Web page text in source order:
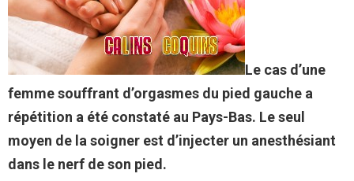
Le cas d’une
femme souffrant d’orgasmes du pied gauche a
répétition a été constaté au Pays-Bas. Le seul
moyen de la soigner est d’injecter un anesthésiant
dans le nerf de son pied.